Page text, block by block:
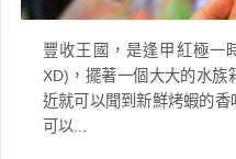
豐收王國，是逢甲紅極一
XD)，擺著一個大大的水族
近就可以聞到新鮮烤蝦的
可以...